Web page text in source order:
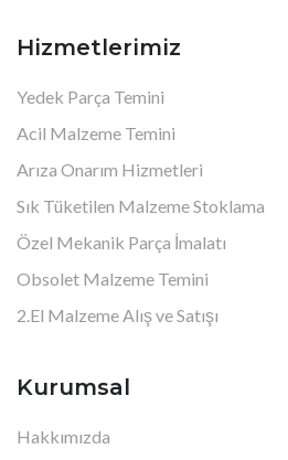
Hizmetlerimiz
Yedek Parça Temini
Acil Malzeme Temini
Arıza Onarım Hizmetleri
Sık Tüketilen Malzeme Stoklama
Özel Mekanik Parça İmalatı
Obsolet Malzeme Temini
2.El Malzeme Alış ve Satışı
Kurumsal
Hakkımızda